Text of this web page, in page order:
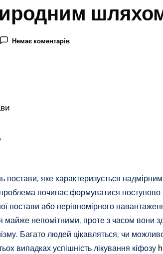
Немає коментарів
яке характеризується
починає формуватися
постави або нерівномірного
майже непомітними, проте з часом вони
Багато людей цікавляться, чи
випадках успішність лікування кіфозу